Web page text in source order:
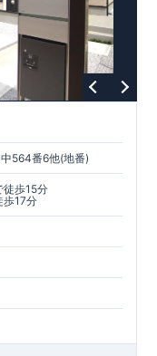
育施設】
田中学校 約
田南店 約 792m
（徒
分）​クリ
歩18分）
イオン大和
科小児科医院 約
（徒歩17分）
ンのこだわり■
１耐久性
ー性/６居住環境/７維
事前予約がオススメ
合わせください♪​お
564番6他(地番)
徒歩15分
歩17分